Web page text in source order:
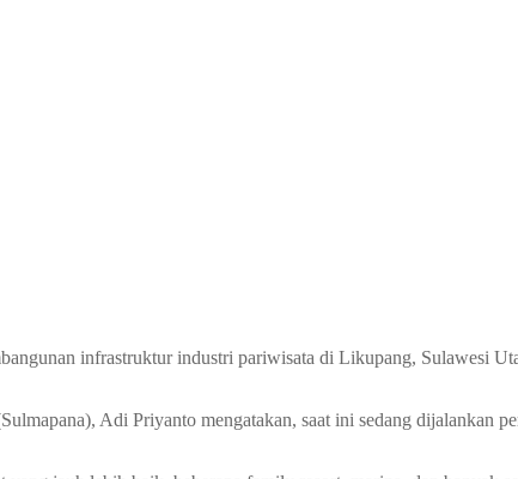
infrastruktur industri pariwisata di Likupang, Sulawesi
Adi Priyanto mengatakan, saat ini sedang dijalankan